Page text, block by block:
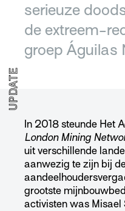
serieuze
de extreem-
groep Águilas
UPDATE
In 2018 steunde Het
London Mining
uit verschillende
aanwezig te zijn bij
grootste
activisten was Misael